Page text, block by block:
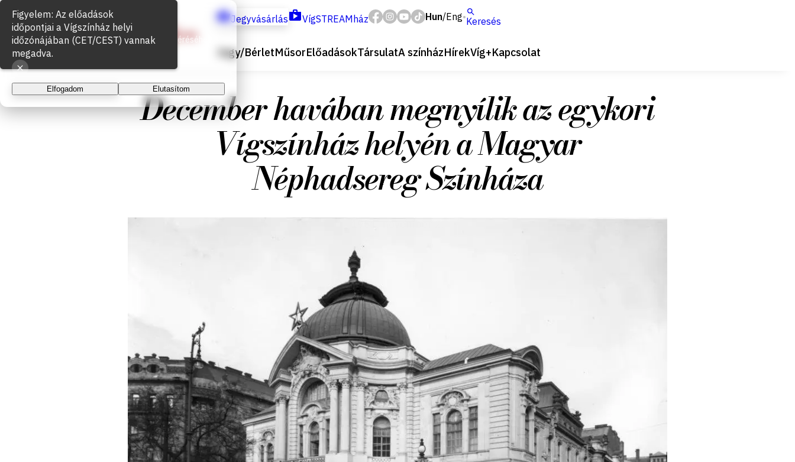
Jegyvásárlás VígSTREAMház Hun/Eng Keresés
Jegy/BérletMűsorElőadásokTársulatA színházHírekVíg+Kapcsolat
December havában megnyílik az egykori
Vígszínház helyén a Magyar
Néphadsereg Színháza
Sütik használata
Az oldal működéséhez és a látogatottság méréséhez
sütiket használunk. A folytatással elfogadja a sütik
használatát.
Elfogadom Elutasítom